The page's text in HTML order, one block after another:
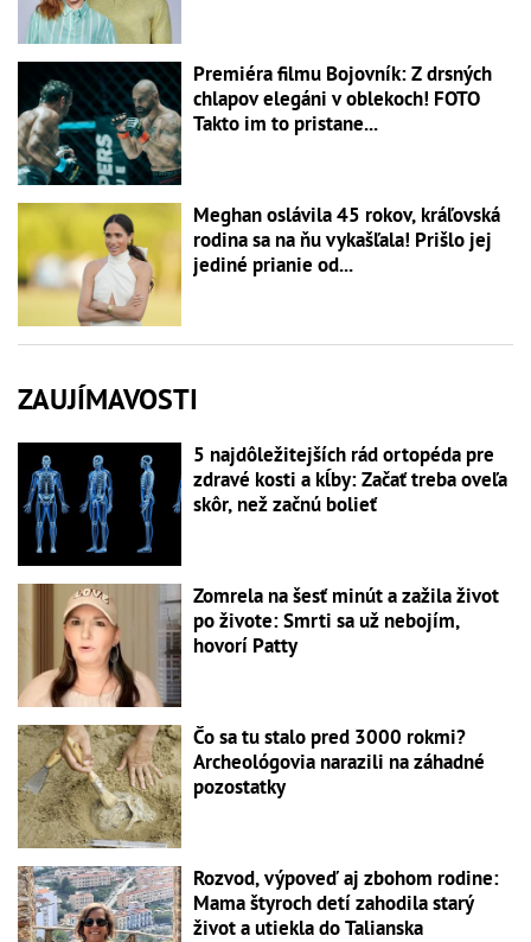
Premiéra filmu Bojovník: Z drsných
chlapov elegáni v oblekoch! FOTO
Takto im to pristane...
Meghan oslávila 45 rokov, kráľovská
rodina sa na ňu vykašľala! Prišlo jej
jediné prianie od...
ZAUJÍMAVOSTI
5 najdôležitejších rád ortopéda pre
zdravé kosti a kĺby: Začať treba oveľa
skôr, než začnú bolieť
Zomrela na šesť minút a zažila život
po živote: Smrti sa už nebojím,
hovorí Patty
Čo sa tu stalo pred 3000 rokmi?
Archeológovia narazili na záhadné
pozostatky
Rozvod, výpoveď aj zbohom rodine:
Mama štyroch detí zahodila starý
život a utiekla do Talianska